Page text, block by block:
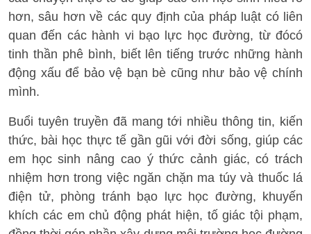
hơn, sâu hơn về các quy định của pháp luật có liên
quan đến các hành vi bạo lực học đường, từ đócó
tinh thần phê bình, biết lên tiếng trước những hành
động xấu để bảo vệ bạn bè cũng như bảo vệ chính
mình.
Buổi tuyên truyền đã mang tới nhiều thông tin, kiến
thức, bài học thực tế gần gũi với đời sống, giúp các
em học sinh nâng cao ý thức cảnh giác, có trách
nhiệm hơn trong việc ngăn chặn ma túy và thuốc lá
điện tử, phòng tránh bạo lực học đường, khuyến
khích các em chủ động phát hiện, tố giác tội phạm,